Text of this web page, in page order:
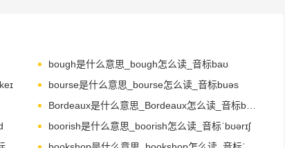
bough是什么意思_bough怎么读_音标baʊ
bourse是什么意思_bourse怎么读_音标buəs
Bordeaux是什么意思_Bordeaux怎么读_音标bɔ-'dəʊ
boorish是什么意思_boorish怎么读_音标ˈbʊərɪʃ